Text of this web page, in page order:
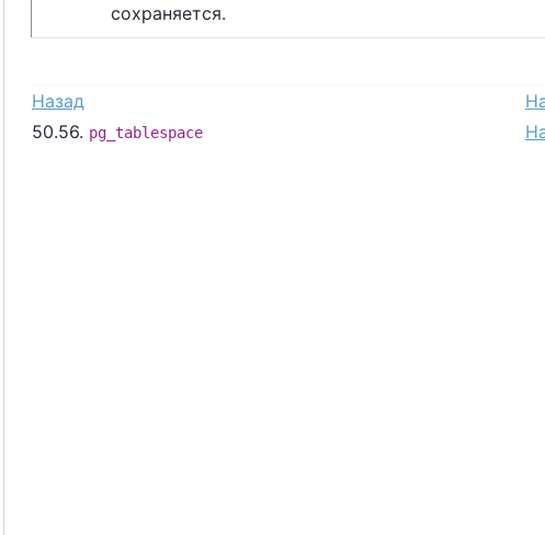
сохраняется.
Назад
50.56. pg_tablespace